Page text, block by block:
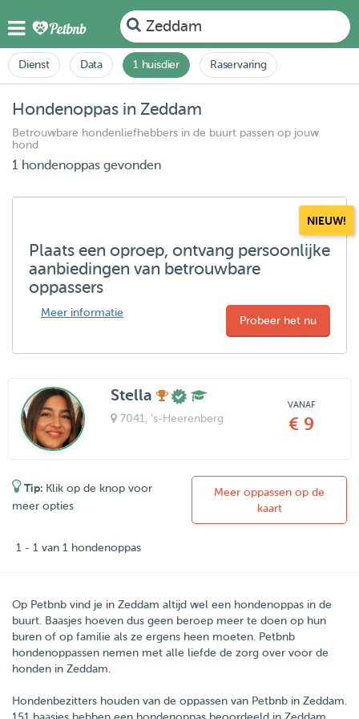
Zeddam
Dienst Data 1 huisdier Raservaring
Hondenoppas in Zeddam
Betrouwbare hondenliefhebbers in de buurt passen op jouw
hond
1 hondenoppas gevonden
NIEUW!
Plaats een oproep, ontvang persoonlijke
aanbiedingen van betrouwbare
oppassers
Meer informatie
Probeer het nu
Stella
7041 , 's-Heerenberg
VANAF
€ 9
Tip: Klik op de knop voor
meer opties
Meer oppassen op de
kaart
1 - 1 van 1 hondenoppas
Op Petbnb vind je in Zeddam altijd wel een hondenoppas in de
buurt. Baasjes hoeven dus geen beroep meer te doen op hun
buren of op familie als ze ergens heen moeten. Petbnb
hondenoppassen nemen met alle liefde de zorg over voor de
honden in Zeddam.
Hondenbezitters houden van de oppassen van Petbnb in Zeddam.